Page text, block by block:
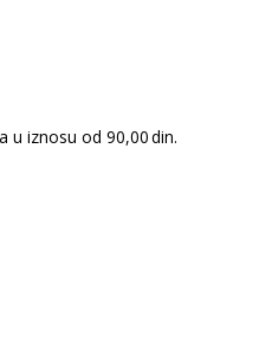
u iznosu od 90,00 din.